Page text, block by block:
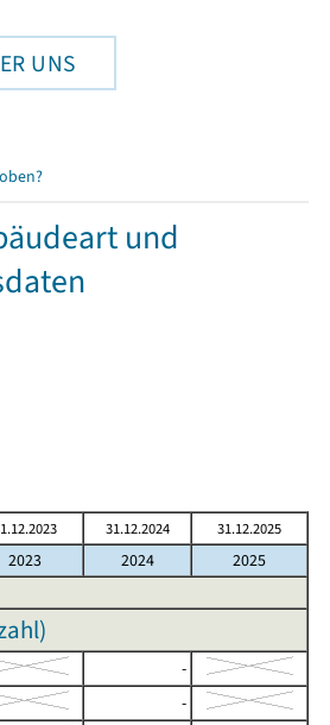
UNS
und
31.12.2024 31.12.2025
2023 2024
2025
-
-